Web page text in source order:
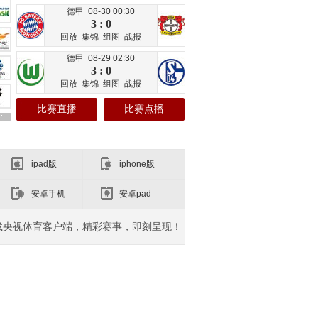
德甲 08-30 00:30
3 : 0
回放 集锦 组图 战报
德甲 08-29 02:30
3 : 0
回放 集锦 组图 战报
比赛直播 比赛点播
ipad版 iphone版
安卓手机 安卓pad
央视体育客户端，精彩赛事，即刻呈现！